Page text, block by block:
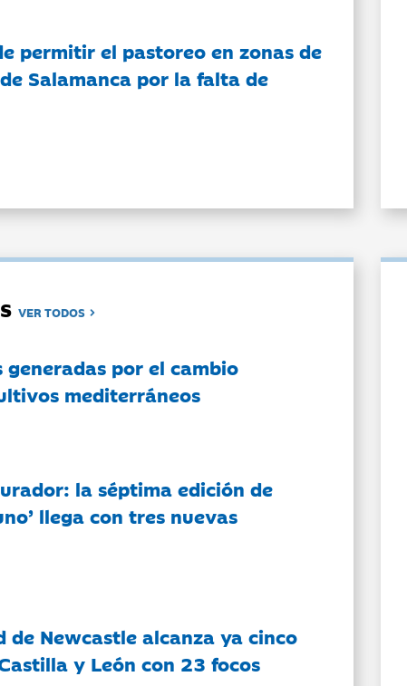
permitir el pastoreo en zonas de
Salamanca por la falta de
VER TODOS
generadas por el cambio
mediterráneos
la séptima edición de
llega con tres nuevas
de Newcastle alcanza ya cinco
y León con 23 focos